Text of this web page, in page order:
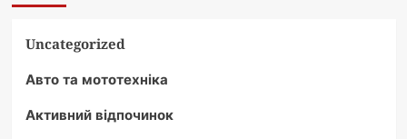
Uncategorized
Авто та мототехніка
Активний відпочинок